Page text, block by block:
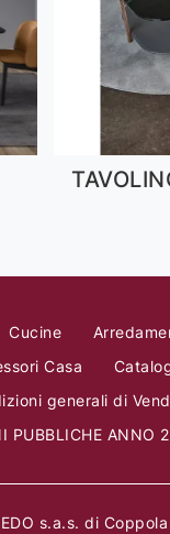
PAGODA
Cucine
Casa
generali di
PUBBLICHE ANNO
s.a.s. di